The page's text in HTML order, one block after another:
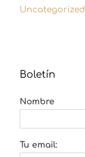
Uncategorized
Boletín
Nombre
Tu email: